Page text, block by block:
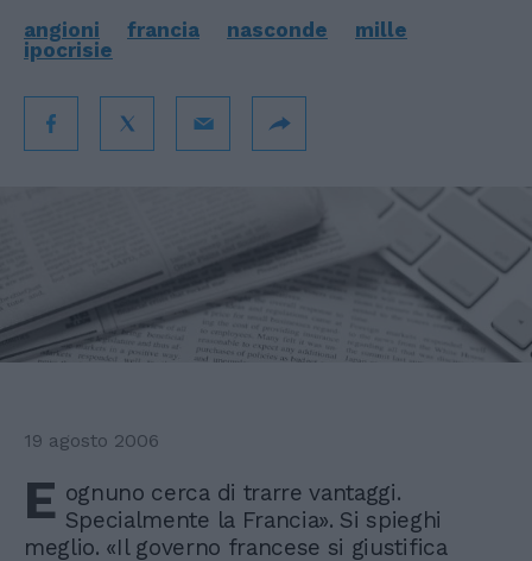
angioni francia nasconde
mille
ipocrisie
19 agosto 2006
E ognuno cerca di trarre vantaggi.
Specialmente la Francia». Si spieghi
meglio. «Il governo francese si giustifica